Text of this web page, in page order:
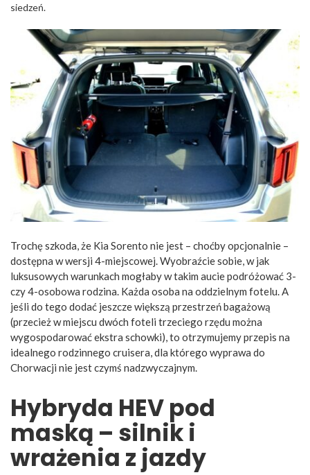
siedzeń.
Trochę szkoda, że Kia Sorento nie jest – choćby opcjonalnie –
dostępna w wersji 4-miejscowej. Wyobraźcie sobie, w jak
luksusowych warunkach mogłaby w takim aucie podróżować 3-
czy 4-osobowa rodzina. Każda osoba na oddzielnym fotelu. A
jeśli do tego dodać jeszcze większą przestrzeń bagażową
(przecież w miejscu dwóch foteli trzeciego rzędu można
wygospodarować ekstra schowki), to otrzymujemy przepis na
idealnego rodzinnego cruisera, dla którego wyprawa do
Chorwacji nie jest czymś nadzwyczajnym.
Hybryda HEV pod
maską – silnik i
wrażenia z jazdy